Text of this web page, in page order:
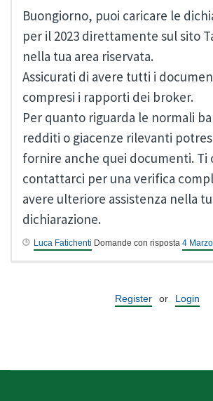
Buongiorno, puoi caricare le
per il 2023 direttamente sul sito
nella tua area riservata.
Assicurati di avere tutti i
compresi i rapporti dei broker.
Per quanto riguarda le normali
redditi o giacenze rilevanti
fornire anche quei documenti. Ti
contattarci per una verifica
avere ulteriore assistenza nella
dichiarazione.
Luca Fatichenti Domande con risposta 4
Register or Login